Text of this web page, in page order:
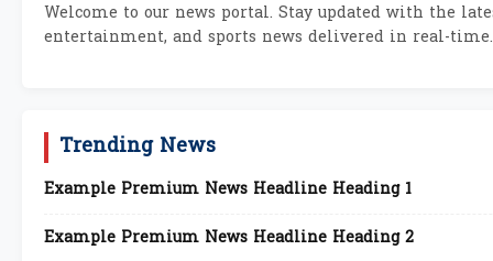
Welcome to our news portal. Stay updated with the
entertainment, and sports news delivered in real-time.
Trending News
Example Premium News Headline Heading 1
Example Premium News Headline Heading 2